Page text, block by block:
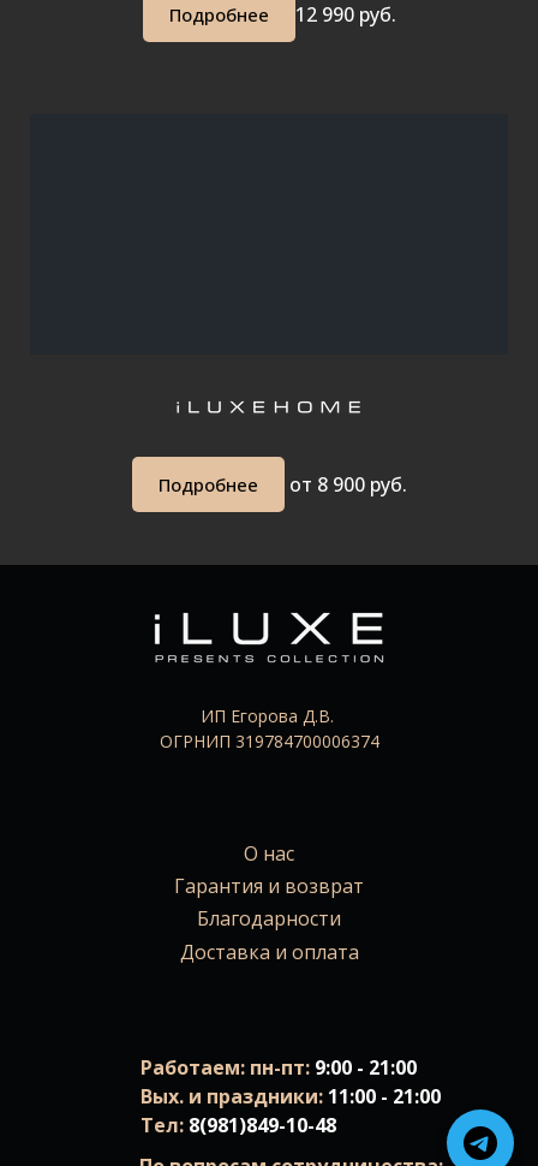
Подробнее 12 990 руб.
Подробнее от 8 900 руб.
ИП Егорова Д.В.
ОГРНИП 319784700006374
О нас
Гарантия и возврат
Благодарности
Доставка и оплата
Работаем: пн-пт: 9:00 - 21:00
Вых. и праздники: 11:00 - 21:00
Тел: 8(981)849-10-48